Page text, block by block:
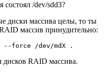
/dev/sdd3?
диски массива целы, то ты
массив принудительно:
--force /dev/mdX .
дисков RAID массива.